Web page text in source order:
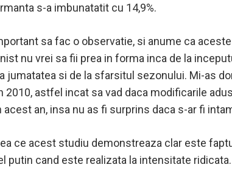
s-a imbunatatit cu 14,9%.
sa fac o observatie, si anume ca
nu vrei sa fii prea in forma inca de la
jumatatea si de la sfarsitul sezonului. Mi-as
2010, astfel incat sa vad daca modificarile
acest an, insa nu as fi surprins daca s-ar fi
ce acest studiu demonstreaza clar este
putin cand este realizata la intensitate